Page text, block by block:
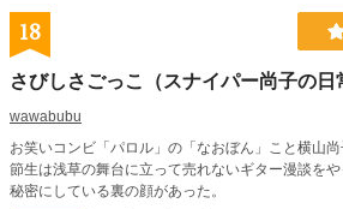
18
さびしさごっこ（スナイパー尚子の日
wawabubu
お笑いコンビ「パロル」の「なおぼん」こと横山
節生は浅草の舞台に立って売れないギター漫談を
秘密にしている裏の顔があった。